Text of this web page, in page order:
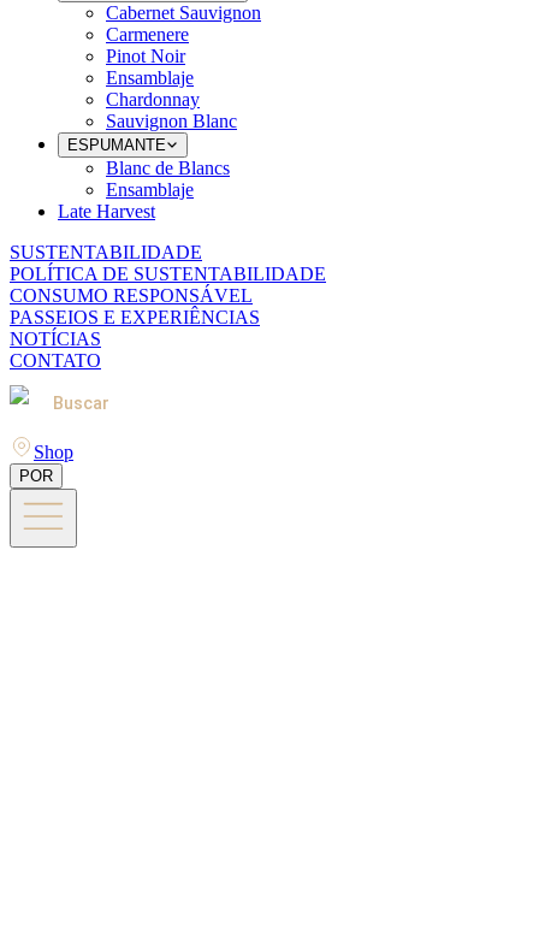
Cabernet Sauvignon
Carmenere
Pinot Noir
Ensamblaje
Chardonnay
Sauvignon Blanc
ESPUMANTE
Blanc de Blancs
Ensamblaje
Late Harvest
SUSTENTABILIDADE
POLÍTICA DE SUSTENTABILIDADE
CONSUMO RESPONSÁVEL
PASSEIOS E EXPERIÊNCIAS
NOTÍCIAS
CONTATO
Buscar
Shop
POR